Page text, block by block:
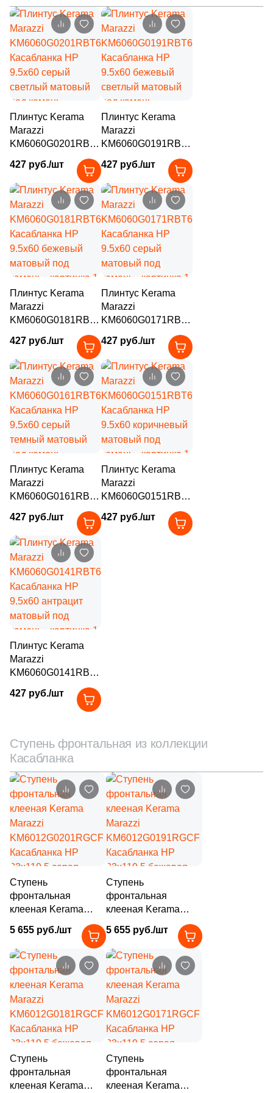
Marca Corona (88)
Margres (4)
Mariner (5)
Marjan (
Metropol (
Mirage (93)
Monalisa (11)
Monocibec (14)
Monopole (112
Motto Ceramic (104
Mozart (7)
Museum (95
Mutina (
Mykonos (23)
NABEL (6)
NATUCER (8
NAZ Ceram (
NS Ceramic (28)
NT Ceramic (296)
Naeen Tile (
Nanda Tiles (15)
Navarti (114)
Neodom (349)
New Tiles (39
Nice Ker (
84 )
Ocean Ceramic (
One Touch ceramic ( 31)
Onlygres (39)
Orinda (
Oset (
Panaria ( 4)
Pardis Ceram Pazh (115
Pars Tile (2 )
Pastorelli (22)
Peronda (288)
Persepolis Tile (
Persian Tile (
Petracers (4 )
Плинтус Kerama
Marazzi
KM6060G0201RBT6
9.5x60 серый
светлый матовый
под камень
427 руб./шт
Плинтус Kerama
Marazzi
KM6060G0191RBT6
9.5x60 бежевый
светлый матовый
под камень
427 руб./шт
Плинтус Kerama
Marazzi
KM6060G0181RBT6
9.5x60 бежевый
матовый под
427 руб./шт
Плинтус Kerama
Marazzi
KM6060G0171RBT6
9.5x60 серый
матовый под
427 руб./шт
Плинтус Kerama
Marazzi
KM6060G0161RBT6
9.5x60 серый
темный матовый
под камень
427 руб./шт
Плинтус Kerama
Marazzi
KM6060G0151RBT6
9.5x60 коричневый
427 руб./шт
Плинтус Kerama
Marazzi
KM6060G0141RBT6
9.5x60 антрацит
427 руб./шт
Ступень фронтальная из коллекции
Касабланка
Ступень
фронтальная
клееная Kerama
KM6012G0201RGCF
Касабланка HP
33x119.5 серая
светлая матовая под
камень
5 655 руб./шт
Ступень
фронтальная
клееная Kerama
KM6012G0191RGCF
Касабланка HP
33x119.5 бежевая
светлая матовая под
камень
5 655 руб./шт
Ступень
фронтальная
клееная Kerama
Ступень
фронтальная
клееная Kerama